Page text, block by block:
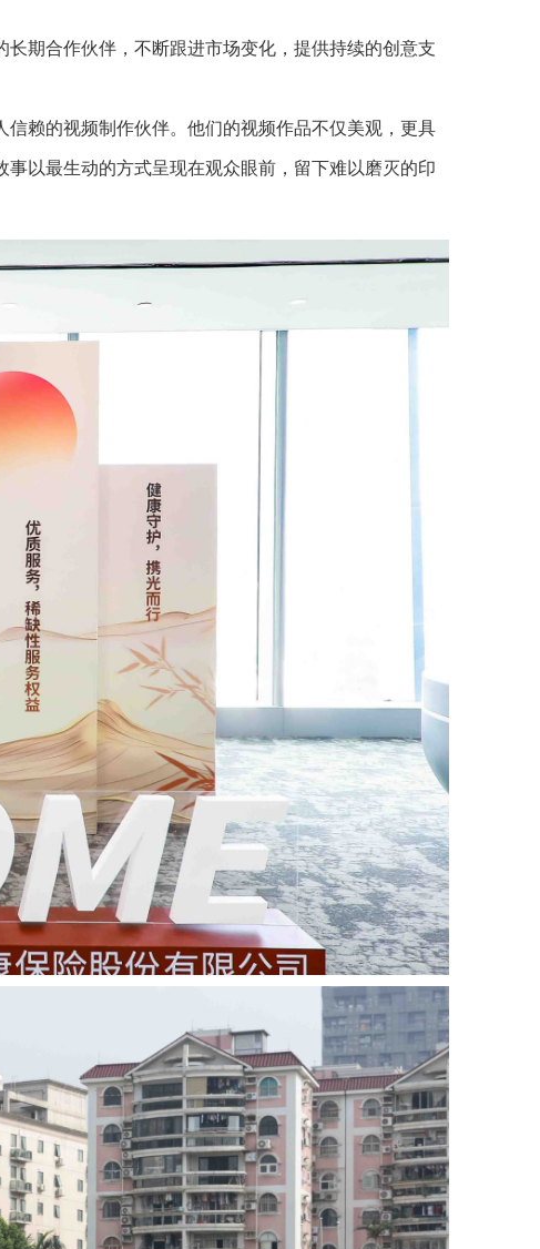
期合作伙伴，不断跟进市场变化，提供持续的创意支
赖的视频制作伙伴。他们的视频作品不仅美观，更具
以最生动的方式呈现在观众眼前，留下难以磨灭的印